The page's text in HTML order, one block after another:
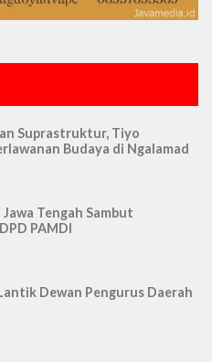
Suprastruktur, Tiyo
Budaya di Ngalamad
Tengah Sambut
PAMDI
Dewan Pengurus Daerah